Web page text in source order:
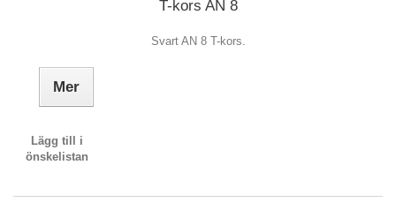
T-kors AN 8
Svart AN 8 T-kors.
Mer
Lägg till i
önskelistan